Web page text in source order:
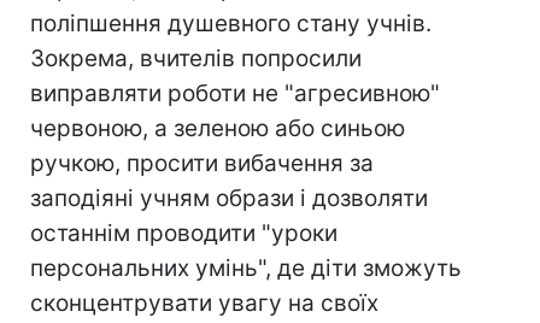
поліпшення душевного стану учнів.
Зокрема, вчителів попросили
виправляти роботи не "агресивною"
червоною, а зеленою або синьою
ручкою, просити вибачення за
заподіяні учням образи і дозволяти
останнім проводити "уроки
персональних умінь", де діти зможуть
сконцентрувати увагу на своїх